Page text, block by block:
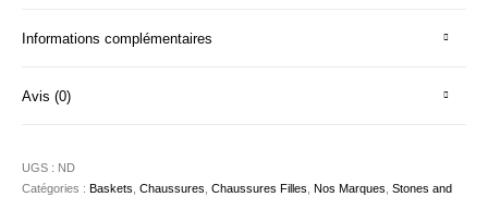
Informations complémentaires
Avis (0)
UGS : ND
Catégories :Baskets ,Chaussures ,Chaussures Filles ,Nos Marques ,Stones and